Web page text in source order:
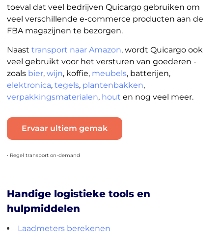
toeval dat veel bedrijven Quicargo gebruiken om
veel verschillende e-commerce producten aan de
FBA magazijnen te bezorgen.
Naast transport naar Amazon, wordt Quicargo ook
veel gebruikt voor het versturen van goederen -
zoals bier, wijn, koffie, meubels, batterijen,
elektronica, tegels, plantenbakken,
verpakkingsmaterialen, hout en nog veel meer.
Ervaar ultiem gemak
• Regel transport on-demand
Handige logistieke tools en
hulpmiddelen
Laadmeters berekenen